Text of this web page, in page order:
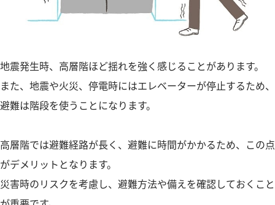
地震発生時、高層階ほど揺れを強く感じることがあります。
また、地震や火災、停電時にはエレベーターが停止するため、
避難は階段を使うことになります。
高層階では避難経路が長く、避難に時間がかかるため、この点
がデメリットとなります。
災害時のリスクを考慮し、避難方法や備えを確認しておくこと